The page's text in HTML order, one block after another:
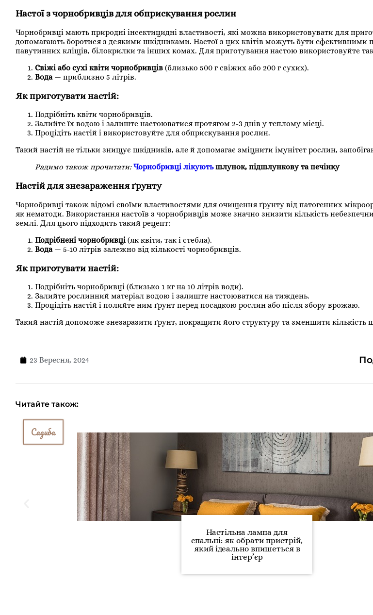
Настої з чорнобривців для обприскування рослин
Чорнобривці мають природні інсектицидні властивості, які можна використовувати для
допомагають боротися з деякими шкідниками. Настої з цих квітів можуть бути ефективними
павутинних кліщів, білокрилки та інших комах. Для приготування настою використовуйте
Свіжі або сухі квіти чорнобривців (близько 500 г свіжих або 200 г сухих).
Вода— приблизно 5 літрів.
Як приготувати настій:
Подрібніть квіти чорнобривців.
Залийте їх водою і залиште настоюватися протягом 2-3 днів у теплому місці.
Процідіть настій і використовуйте для обприскування рослин.
Такий настій не тільки знищує шкідників, але й допомагає зміцнити імунітет рослин,
Радимо також прочитати: Чорнобривці лікуютьшлунок, підшлункову та печінку
Настій для знезараження ґрунту
Чорнобривці також відомі своїми властивостями для очищення ґрунту від патогенних
як нематоди. Використання настоїв з чорнобривців може значно знизити кількість
землі. Для цього підходить такий рецепт:
Подрібнені чорнобривці (як квіти, так і стебла).
Вода— 5-10 літрів залежно від кількості чорнобривців.
Як приготувати настій:
Подрібніть чорнобривці (близько 1 кг на 10 літрів води).
Залийте рослинний матеріал водою і залиште настоюватися на тиждень.
Процідіть настій і полийте ним ґрунт перед посадкою рослин або після збору врожаю.
Такий настій допоможе знезаразити ґрунт, покращити його структуру та зменшити кількість
23 Вересня, 2024
Читайте також:
Садиба
Настільна лампа для
спальні: як обрати пристрій,
який ідеально впишеться в
інтер’єр